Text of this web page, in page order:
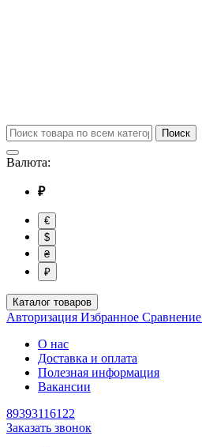
Поиск
Валюта:
₽
€
$
₴
₽
Каталог товаров
Авторизация Избранное Сравнение
О нас
Доставка и оплата
Полезная информация
Вакансии
89393116122
Заказать звонок